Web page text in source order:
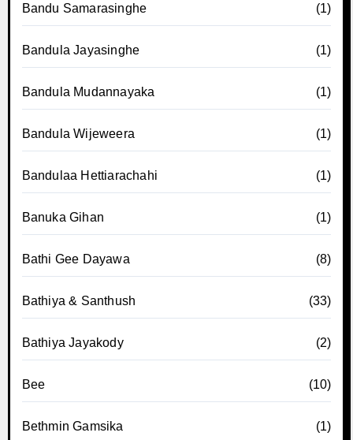
Bandu Samarasinghe (1)
Bandula Jayasinghe (1)
Bandula Mudannayaka (1)
Bandula Wijeweera (1)
Bandulaa Hettiarachahi (1)
Banuka Gihan (1)
Bathi Gee Dayawa (8)
Bathiya & Santhush (33)
Bathiya Jayakody (2)
Bee (10)
Bethmin Gamsika (1)